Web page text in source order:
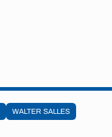
WALTER SALLES